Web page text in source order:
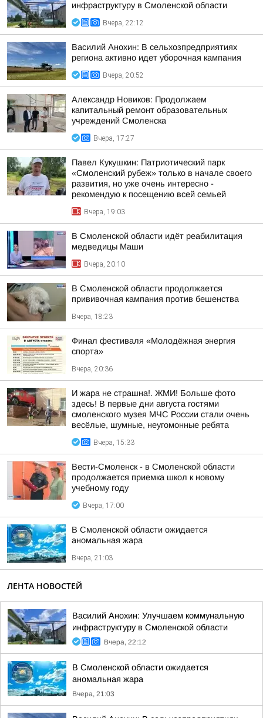
инфраструктуру в Смоленской области
Вчера, 22:12
Василий Анохин: В сельхозпредприятиях
региона активно идет уборочная кампания
Вчера, 20:52
Александр Новиков: Продолжаем
капитальный ремонт образовательных
учреждений Смоленска
Вчера, 17:27
Павел Кукушкин: Патриотический парк
«Смоленский рубеж» только в начале своего
развития, но уже очень интересно -
рекомендую к посещению всей семьей
Вчера, 19:03
В Смоленской области идёт реабилитация
медведицы Маши
Вчера, 20:10
В Смоленской области продолжается
прививочная кампания против бешенства
Вчера, 18:23
Финал фестиваля «Молодёжная энергия
спорта»
Вчера, 20:36
И жара не страшна!. ЖМИ! Больше фото
здесь! В первые дни августа гостями
смоленского музея МЧС России стали очень
весёлые, шумные, неугомонные ребята
Вчера, 15:33
Вести-Смоленск - в Смоленской области
продолжается приемка школ к новому
учебному году
Вчера, 17:00
В Смоленской области ожидается
аномальная жара
Вчера, 21:03
ЛЕНТА НОВОСТЕЙ
Василий Анохин: Улучшаем коммунальную
инфраструктуру в Смоленской области
Вчера, 22:12
В Смоленской области ожидается
аномальная жара
Вчера, 21:03